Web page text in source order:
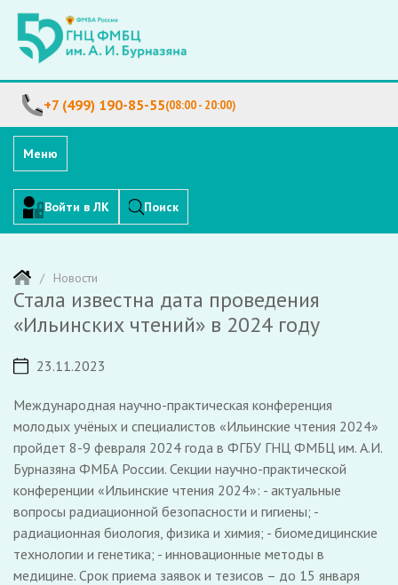
+7 (499) 190-85-55(08:00 - 20:00)
Меню
Войти в ЛК Поиск
Новости
Стала известна дата проведения
«Ильинских чтений» в 2024 году
23.11.2023
Международная научно-практическая конференция
молодых учёных и специалистов «Ильинские чтения 2024»
пройдет 8-9 февраля 2024 года в ФГБУ ГНЦ ФМБЦ им. А.И.
Бурназяна ФМБА России. Секции научно-практической
конференции «Ильинские чтения 2024»: - актуальные
вопросы радиационной безопасности и гигиены; -
радиационная биология, физика и химия; - биомедицинские
технологии и генетика; - инновационные методы в
медицине. Срок приема заявок и тезисов – до 15 января